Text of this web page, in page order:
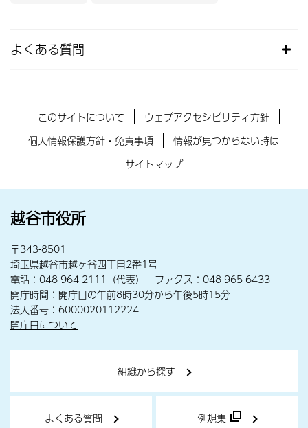
よくある質問
このサイトについて
ウェブアクセシビリティ方針
個人情報保護方針・免責事項
情報が見つからない時は
サイトマップ
越谷市役所
〒343-8501
埼玉県越谷市越ヶ谷四丁目2番1号
電話：048-964-2111（代表） ファクス：048-965-6433
開庁時間：開庁日の午前8時30分から午後5時15分
法人番号：6000020112224
開庁日について
組織から探す
よくある質問 例規集